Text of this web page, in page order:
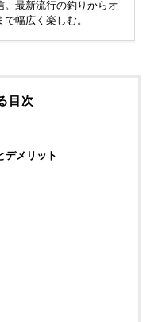
。最新流行の釣りからオ
幅広く楽しむ。
目次
デメリット